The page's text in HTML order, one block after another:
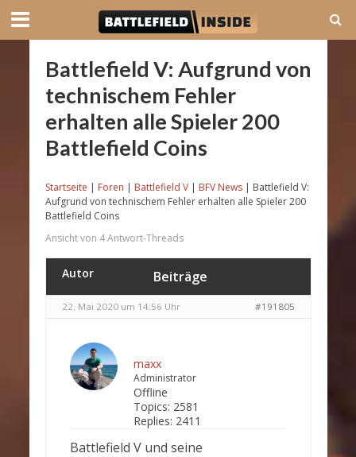
Battlefield V: Aufgrund von
technischem Fehler
erhalten alle Spieler 200
Battlefield Coins
Startseite | Foren | Battlefield V | BFV News | Battlefield V:
Aufgrund von technischem Fehler erhalten alle Spieler 200
Battlefield Coins
Ansicht von 4 Antwort-Threads
Autor Beiträge
22. Mai 2020 um 14:56 Uhr #191805
maxx
Administrator
Offline
Topics: 2581
Replies: 2411
Battlefield V und seine